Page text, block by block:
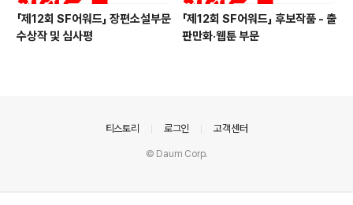
「제12회 SF어워드」 장편소설부문
수상작 및 심사평
「제12회 SF어워드」 후보작품 - 출
판만화·웹툰 부문
티스토리 로그인 고객센터
© Daum Corp.